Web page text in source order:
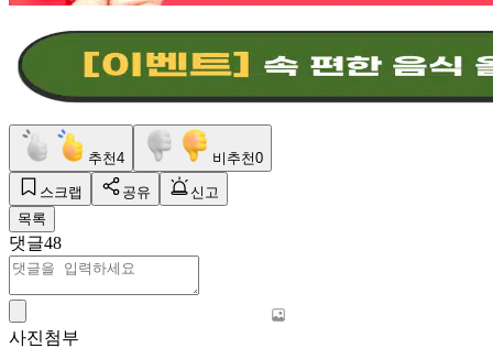
추천4 비추천0
스크랩 공유
신고
목록
댓글48
사진첨부